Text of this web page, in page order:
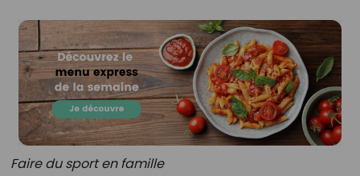
Faire du sport en famille